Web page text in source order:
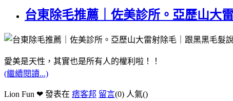
台東除毛推薦｜佐美診所。亞歷山大
愛美是天性，其實也是所有人的權利啦！！
(繼續閱讀...)
Lion Fun ❤ 發表在 痞客邦 留言(0) 人氣()